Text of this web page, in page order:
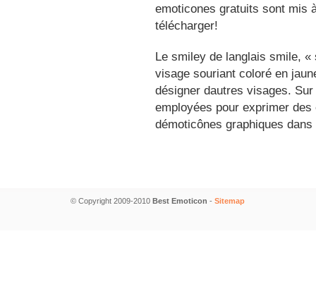
emoticones gratuits sont mis
télécharger!
Le smiley de langlais smile,
visage souriant coloré en
désigner dautres visages.
employées pour exprimer
démoticônes graphiques
© Copyright 2009-2010 Best Emoticon - Sitemap